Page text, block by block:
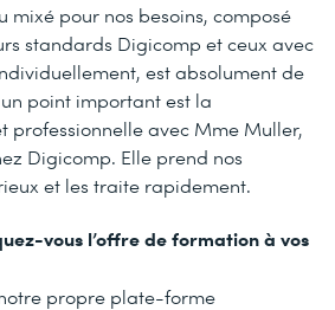
mixé pour nos besoins, composé
standards Digicomp et ceux avec
est absolument de
point important est la
professionnelle avec Mme Muller,
Digicomp. Elle prend nos
et les traite rapidement.
vous l’offre de formation à vos
propre plate-forme